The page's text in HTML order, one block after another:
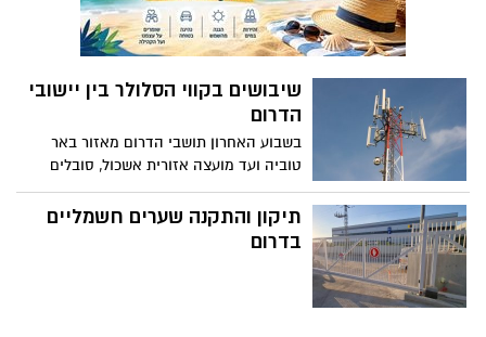
שיבושים בקווי הסלולר בין יישובי
הדרום
בשבוע האחרון תושבי הדרום מאזור באר
טוביה ועד מועצה אזורית אשכול, סובלים
מבעיות קליטה קשות, בכל ספקיות
הסלולר,התושבים במועצות השונות לא יכולים
להוציא ולקבל שיחות והודעות. הגורם לבעיית
תיקון והתקנה שערים חשמליים
בדרום